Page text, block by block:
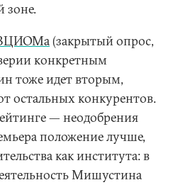
зоне.
ВЦИОМа(закрытый опрос,
конкретным
тоже идет вторым,
остальных конкурентов.
— неодобрения
положение лучше,
как института: в
Мишустина